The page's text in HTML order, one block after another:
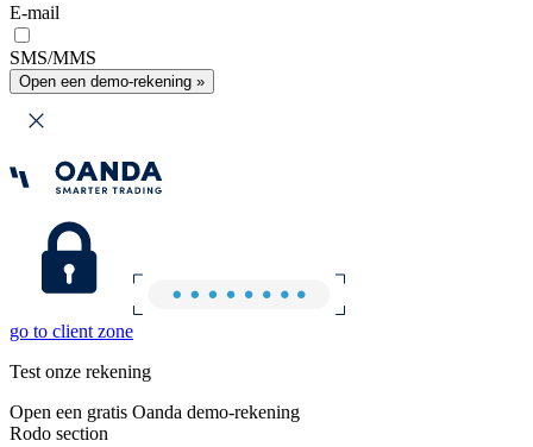
E-mail
SMS/MMS
Open een demo-rekening »
go to client zone
Test onze rekening
Open een gratis Oanda demo-rekening
Rodo section